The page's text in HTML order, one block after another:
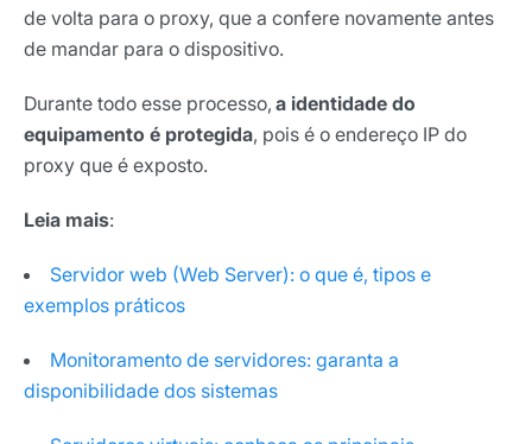
de volta para o proxy, que a confere novamente antes
de mandar para o dispositivo.
Durante todo esse processo, a identidade do
equipamento é protegida, pois é o endereço IP do
proxy que é exposto.
Leia mais:
Servidor web (Web Server): o que é, tipos e
exemplos práticos
Monitoramento de servidores: garanta a
disponibilidade dos sistemas